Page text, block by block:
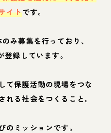
イトです。
み募集を行っており、
登録しています。
て保護活動の現場をつな
れる社会をつくること。
のミッションです。